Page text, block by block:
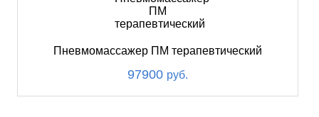
Пневмомассажер ПМ терапевтический
97900 руб.